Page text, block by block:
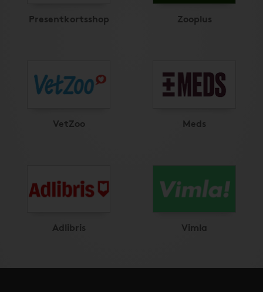
Presentkortsshop Zooplus
VetZoo Meds
Adlibris Vimla